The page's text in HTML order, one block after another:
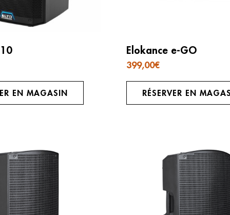
EN MAGASIN
Elokance e-GO
399,00€
RÉSERVER EN